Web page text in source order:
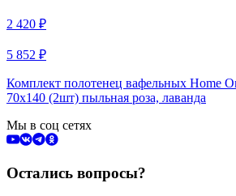
2 420 ₽
5 852 ₽
Комплект полотенец вафельных Home
70х140 (2шт) пыльная роза, лаванда
Мы в соц сетях
Остались вопросы?